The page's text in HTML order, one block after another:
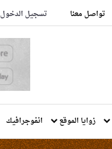
تواصل معنا تسجيل الدخول
زوايا الموقع انفوجرافيك